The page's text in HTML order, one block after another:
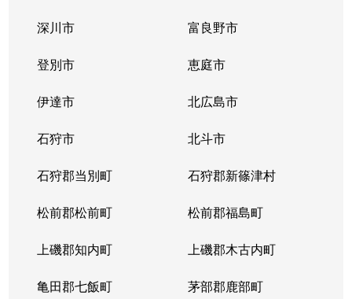
深川市 富良野市
登別市 恵庭市
伊達市 北広島市
石狩市 北斗市
石狩郡当別町 石狩郡新篠津村
松前郡松前町 松前郡福島町
上磯郡知内町 上磯郡木古内町
亀田郡七飯町 茅部郡鹿部町